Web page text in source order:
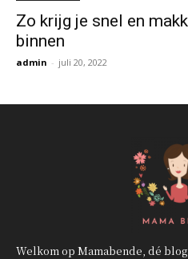
Zo krijg je snel en
binnen
admin - juli 20, 2022
Welkom op Mamabende, dé